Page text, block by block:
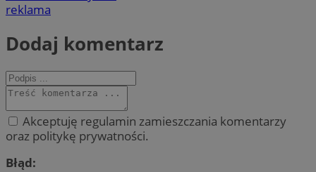
reklama
Dodaj komentarz
Akceptuję regulamin zamieszczania komentarzy
oraz politykę prywatności.
Błąd: